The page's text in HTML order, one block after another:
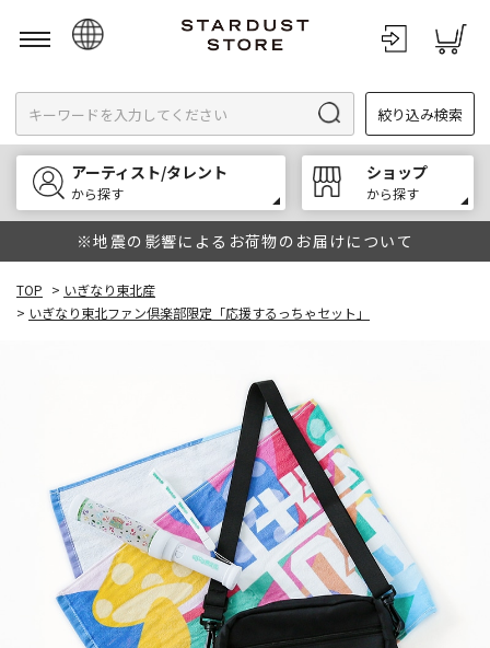
English
한국어
中文
絞り込み検索
アーティスト/タレント
から探す
ショップ
から探す
※地震の影響によるお荷物のお届けについて
TOP > いぎなり東北産
> いぎなり東北ファン倶楽部限定「応援するっちゃセット」